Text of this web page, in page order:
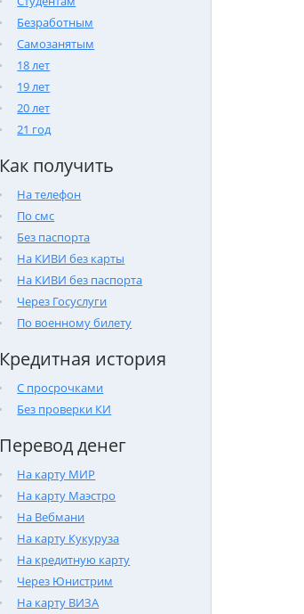
Безработным
Самозанятым
18 лет
19 лет
20 лет
21 год
Как получить
На телефон
По смс
Без паспорта
На КИВИ без карты
На КИВИ без паспорта
Через Госуслуги
По военному билету
Кредитная история
С просрочками
Без проверки КИ
Перевод денег
На карту МИР
На карту Маэстро
На Вебмани
На карту Кукуруза
На кредитную карту
Через Юнистрим
На карту ВИЗА